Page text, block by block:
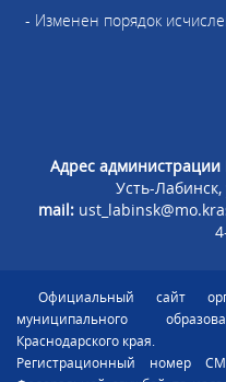
- Изменен порядок
Адрес
Усть-
mail:
Официальный сайт
муниципального
Краснодарского края.
Регистрационный номер